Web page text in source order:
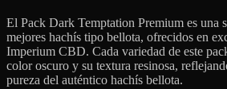
El Pack Dark Temptation Premium es una
mejores hachís tipo bellota, ofrecidos en
Imperium CBD. Cada variedad de este
color oscuro y su textura resinosa,
pureza del auténtico hachís bellota.